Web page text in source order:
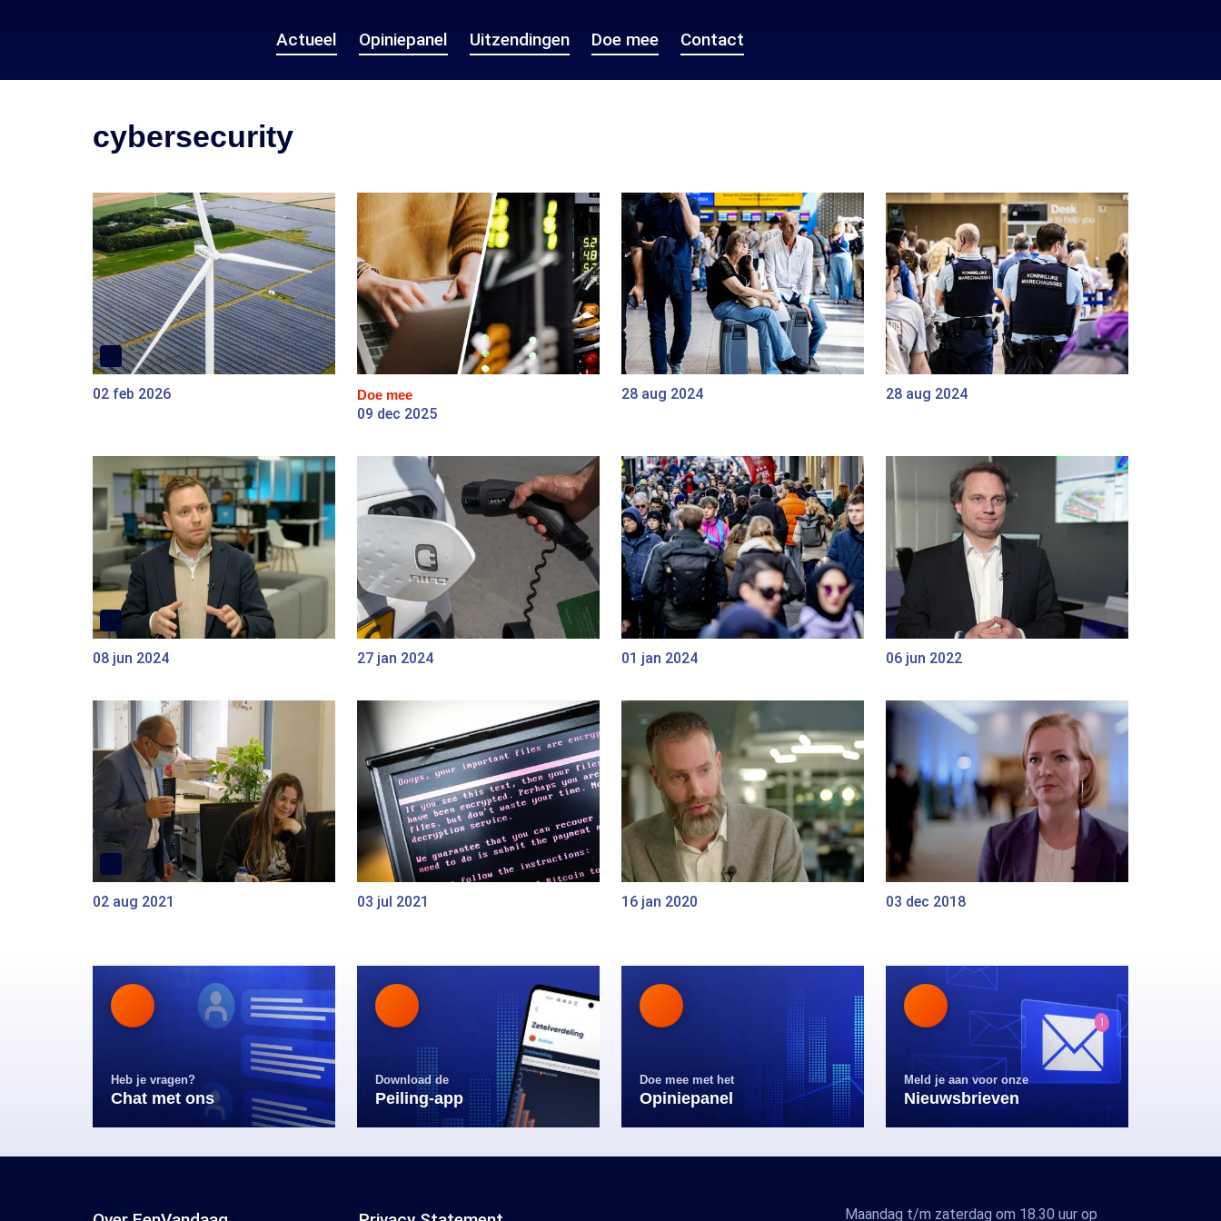
Actueel Opiniepanel Uitzendingen Doe mee Contact
cybersecurity
02 feb 2026 Doe mee
09 dec 2025
28 aug 2024 28 aug 2024
08 jun 2024 27 jan 2024 01 jan 2024 06 jun 2022
02 aug 2021 03 jul 2021 16 jan 2020 03 dec 2018
Heb je vragen?
Chat met ons
Download de
Peiling-app
Doe mee met het
Opiniepanel
Meld je aan voor onze
Nieuwsbrieven
Maandag t/m zaterdag om 18.30 uur op